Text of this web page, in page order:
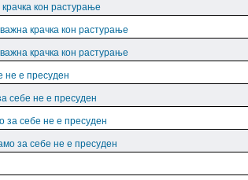
кон растурање
крачка кон растурање
крачка кон растурање
не е пресуден
себе не е пресуден
за себе не е пресуден
за себе не е пресуден